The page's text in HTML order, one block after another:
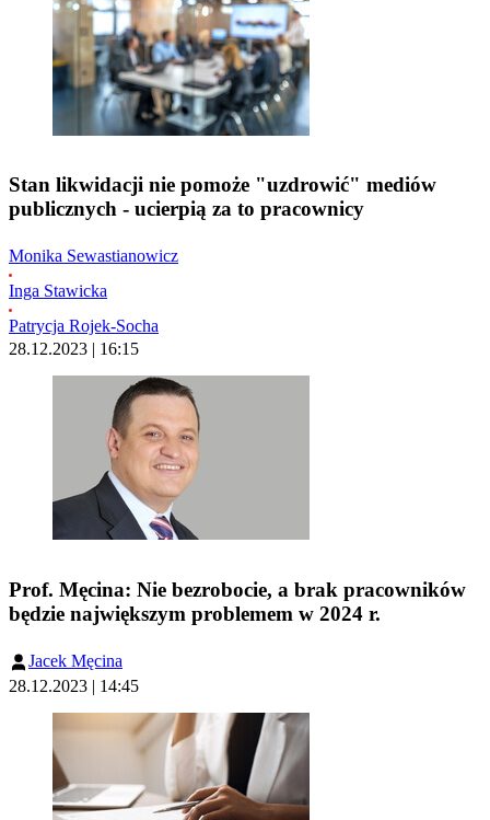
Stan likwidacji nie pomoże "uzdrowić" mediów
publicznych - ucierpią za to pracownicy
Monika Sewastianowicz
Inga Stawicka
Patrycja Rojek-Socha
28.12.2023 | 16:15
Prof. Męcina: Nie bezrobocie, a brak pracowników
będzie największym problemem w 2024 r.
Jacek Męcina
28.12.2023 | 14:45